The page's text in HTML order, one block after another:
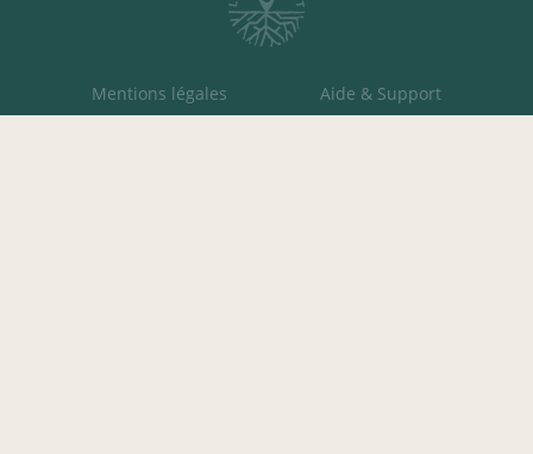
Mentions légales Aide & Support